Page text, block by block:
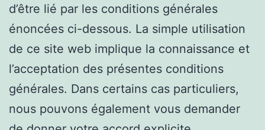
d’être lié par les conditions générales
énoncées ci-dessous. La simple utilisation
de ce site web implique la connaissance et
l’acceptation des présentes conditions
générales. Dans certains cas particuliers,
nous pouvons également vous demander